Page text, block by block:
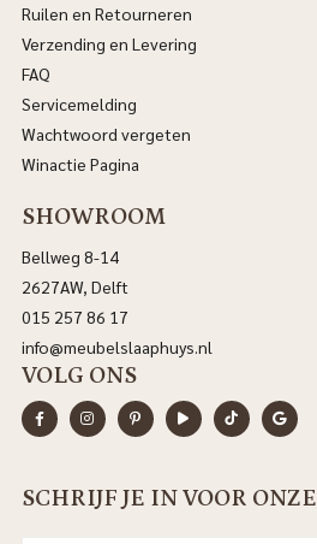
Ruilen en Retourneren
Verzending en Levering
FAQ
Servicemelding
Wachtwoord vergeten
Winactie Pagina
SHOWROOM
Bellweg 8-14
2627AW, Delft
015 257 86 17
info@meubelslaaphuys.nl
VOLG ONS
SCHRIJF JE IN VOOR ONZE